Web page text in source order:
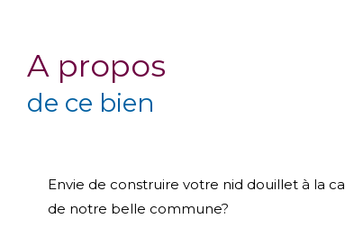
a propos
de ce bien
Envie de construire votre nid douillet à la
de notre belle commune?